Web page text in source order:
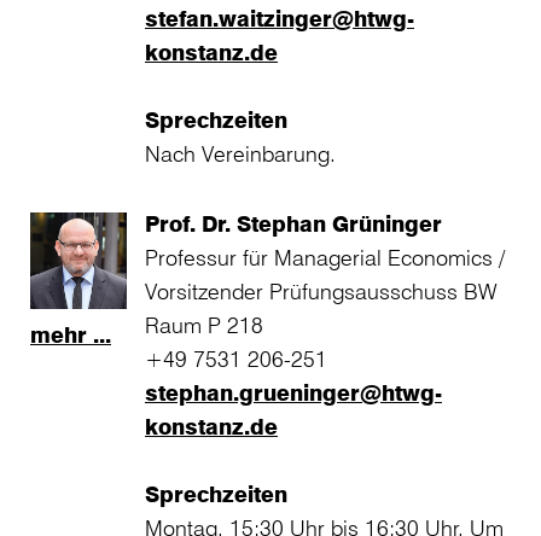
stefan.waitzinger@htwg-
konstanz.de
Sprechzeiten
Nach Vereinbarung.
mehr ...
Prof. Dr. Stephan Grüninger
Professur für Managerial Economics /
Vorsitzender Prüfungsausschuss BW
Raum P 218
+49 7531 206-251
stephan.grueninger@htwg-
konstanz.de
Sprechzeiten
Montag, 15:30 Uhr bis 16:30 Uhr. Um